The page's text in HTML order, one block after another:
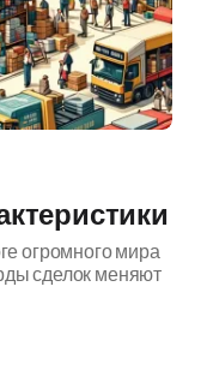
огромного мира
сделок меняют